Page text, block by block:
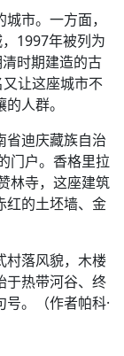
市。一方面，
1997年被列为
时期建造的古
让这座城市不
人群。
省迪庆藏族自治
门户。香格里拉
林寺，这座建筑
红的土坯墙、金
村落风貌，木楼
于热带河谷、终
。（作者帕科·